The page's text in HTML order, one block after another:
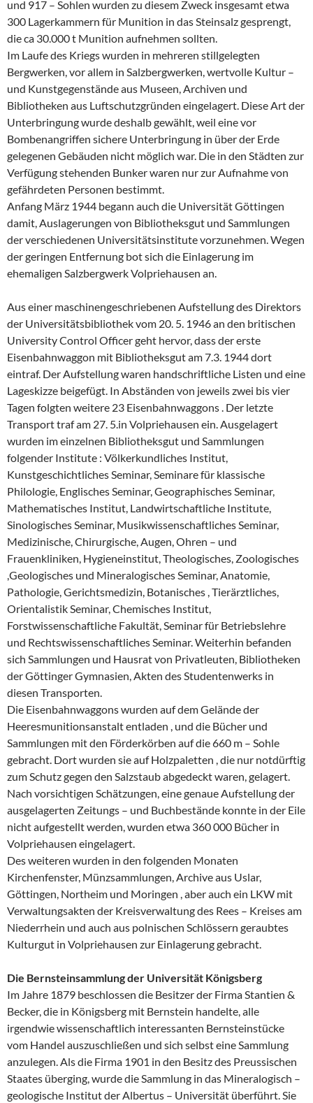
und 917 – Sohlen wurden zu diesem Zweck insgesamt etwa
300 Lagerkammern für Munition in das Steinsalz gesprengt,
die ca 30.000 t Munition aufnehmen sollten.
Im Laufe des Kriegs wurden in mehreren stillgelegten
Bergwerken, vor allem in Salzbergwerken, wertvolle Kultur –
und Kunstgegenstände aus Museen, Archiven und
Bibliotheken aus Luftschutzgründen eingelagert. Diese Art der
Unterbringung wurde deshalb gewählt, weil eine vor
Bombenangriffen sichere Unterbringung in über der Erde
gelegenen Gebäuden nicht möglich war. Die in den Städten zur
Verfügung stehenden Bunker waren nur zur Aufnahme von
gefährdeten Personen bestimmt.
Anfang März 1944 begann auch die Universität Göttingen
damit, Auslagerungen von Bibliotheksgut und Sammlungen
der verschiedenen Universitätsinstitute vorzunehmen. Wegen
der geringen Entfernung bot sich die Einlagerung im
ehemaligen Salzbergwerk Volpriehausen an.
Aus einer maschinengeschriebenen Aufstellung des Direktors
der Universitätsbibliothek vom 20. 5. 1946 an den britischen
University Control Officer geht hervor, dass der erste
Eisenbahnwaggon mit Bibliotheksgut am 7.3. 1944 dort
eintraf. Der Aufstellung waren handschriftliche Listen und eine
Lageskizze beigefügt. In Abständen von jeweils zwei bis vier
Tagen folgten weitere 23 Eisenbahnwaggons . Der letzte
Transport traf am 27. 5.in Volpriehausen ein. Ausgelagert
wurden im einzelnen Bibliotheksgut und Sammlungen
folgender Institute : Völkerkundliches Institut,
Kunstgeschichtliches Seminar, Seminare für klassische
Philologie, Englisches Seminar, Geographisches Seminar,
Mathematisches Institut, Landwirtschaftliche Institute,
Sinologisches Seminar, Musikwissenschaftliches Seminar,
Medizinische, Chirurgische, Augen, Ohren – und
Frauenkliniken, Hygieneinstitut, Theologisches, Zoologisches
,Geologisches und Mineralogisches Seminar, Anatomie,
Pathologie, Gerichtsmedizin, Botanisches , Tierärztliches,
Orientalistik Seminar, Chemisches Institut,
Forstwissenschaftliche Fakultät, Seminar für Betriebslehre
und Rechtswissenschaftliches Seminar. Weiterhin befanden
sich Sammlungen und Hausrat von Privatleuten, Bibliotheken
der Göttinger Gymnasien, Akten des Studentenwerks in
diesen Transporten.
Die Eisenbahnwaggons wurden auf dem Gelände der
Heeresmunitionsanstalt entladen , und die Bücher und
Sammlungen mit den Förderkörben auf die 660 m – Sohle
gebracht. Dort wurden sie auf Holzpaletten , die nur notdürftig
zum Schutz gegen den Salzstaub abgedeckt waren, gelagert.
Nach vorsichtigen Schätzungen, eine genaue Aufstellung der
ausgelagerten Zeitungs – und Buchbestände konnte in der Eile
nicht aufgestellt werden, wurden etwa 360 000 Bücher in
Volpriehausen eingelagert.
Des weiteren wurden in den folgenden Monaten
Kirchenfenster, Münzsammlungen, Archive aus Uslar,
Göttingen, Northeim und Moringen , aber auch ein LKW mit
Verwaltungsakten der Kreisverwaltung des Rees – Kreises am
Niederrhein und auch aus polnischen Schlössern geraubtes
Kulturgut in Volpriehausen zur Einlagerung gebracht.
Die Bernsteinsammlung der Universität Königsberg
Im Jahre 1879 beschlossen die Besitzer der Firma Stantien &
Becker, die in Königsberg mit Bernstein handelte, alle
irgendwie wissenschaftlich interessanten Bernsteinstücke
vom Handel auszuschließen und sich selbst eine Sammlung
anzulegen. Als die Firma 1901 in den Besitz des Preussischen
Staates überging, wurde die Sammlung in das Mineralogisch –
geologische Institut der Albertus – Universität überführt. Sie